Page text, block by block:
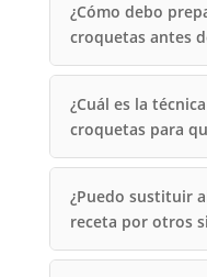
¿Cómo debo
croquetas antes
¿Cuál es la
croquetas para
¿Puedo sustituir
receta por otros